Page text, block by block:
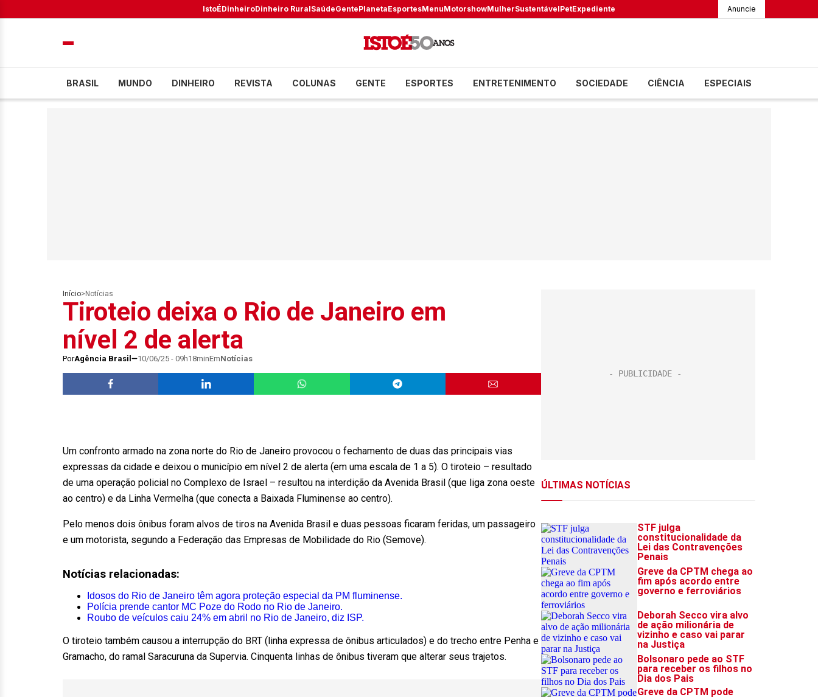
IstoÉDinheiroDinheiro RuralSaúdeGentePlanetaEsportesMenuMotorshowMulherSustentávelPetExpediente Anuncie
BRASIL MUNDO DINHEIRO REVISTA COLUNAS GENTE ESPORTES ENTRETENIMENTO SOCIEDADE CIÊNCIA ESPECIAIS
Início> Notícias
Tiroteio deixa o Rio de Janeiro em
nível 2 de alerta
PorAgência Brasil 10/06/25 - 09h18minEmNotícias
Um confronto armado na zona norte do Rio de Janeiro provocou o fechamento de duas das principais vias
expressas da cidade e deixou o município em nível 2 de alerta (em uma escala de 1 a 5). O tiroteio – resultado
de uma operação policial no Complexo de Israel – resultou na interdição da Avenida Brasil (que liga zona oeste
ao centro) e da Linha Vermelha (que conecta a Baixada Fluminense ao centro).
Pelo menos dois ônibus foram alvos de tiros na Avenida Brasil e duas pessoas ficaram feridas, um passageiro
e um motorista, segundo a Federação das Empresas de Mobilidade do Rio (Semove).
Notícias relacionadas:
Idosos do Rio de Janeiro têm agora proteção especial da PM fluminense.
Polícia prende cantor MC Poze do Rodo no Rio de Janeiro.
Roubo de veículos caiu 24% em abril no Rio de Janeiro, diz ISP.
O tiroteio também causou a interrupção do BRT (linha expressa de ônibus articulados) e do trecho entre Penha e
Gramacho, do ramal Saracuruna da Supervia. Cinquenta linhas de ônibus tiveram que alterar seus trajetos.